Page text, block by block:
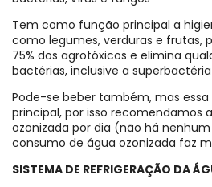
Tem como função principal a
como legumes, verduras e frutas,
75% dos agrotóxicos e elimina
bactérias, inclusive a superbactéria
Pode-se beber também, mas
principal, por isso recomendamos
ozonizada por dia (não há
consumo de água ozonizada faz
SISTEMA DE REFRIGERAÇÃO DA